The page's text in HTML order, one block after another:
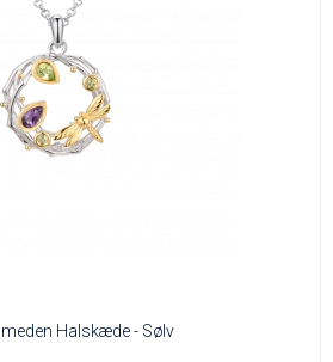
Halskæde - Sølv